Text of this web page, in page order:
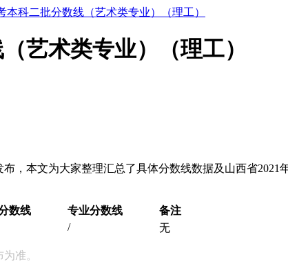
本科二批分数线（艺术类专业）（理工）
艺术类专业）（理工）
，本文为大家整理汇总了具体分数线数据及山西省
数线 专业分数线
备注
/ 无
准。